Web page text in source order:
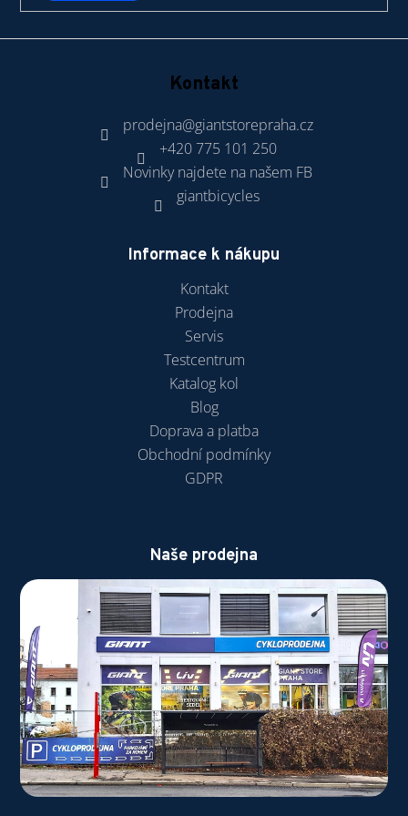
Kontakt
prodejna@giantstorepraha.cz
+420 775 101 250
Novinky najdete na našem FB
giantbicycles
Informace k nákupu
Kontakt
Prodejna
Servis
Testcentrum
Katalog kol
Blog
Doprava a platba
Obchodní podmínky
GDPR
Naše prodejna